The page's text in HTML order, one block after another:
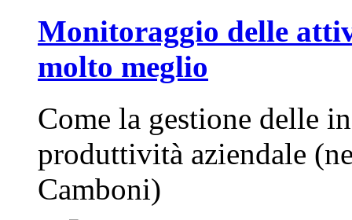
Monitoraggio delle
molto meglio
Come la gestione delle
produttività aziendale
Camboni)